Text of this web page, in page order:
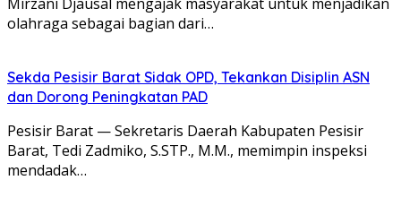
olahraga sebagai bagian dari…
Sekda Pesisir Barat Sidak OPD, Tekankan Disiplin ASN
dan Dorong Peningkatan PAD
Pesisir Barat — Sekretaris Daerah Kabupaten Pesisir
Barat, Tedi Zadmiko, S.STP., M.M., memimpin inspeksi
mendadak…